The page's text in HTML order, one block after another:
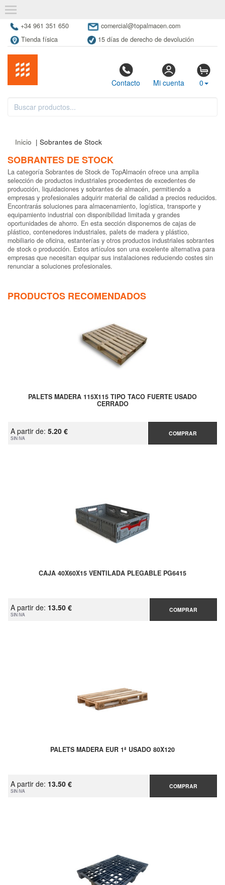
+34 961 351 650
comercial@topalmacen.com
Tienda física
15 días de derecho de devolución
Contacto Mi cuenta 0
Inicio | Sobrantes de Stock
SOBRANTES DE STOCK
La categoría Sobrantes de Stock de TopAlmacén ofrece una amplia
selección de productos industriales procedentes de excedentes de
producción, liquidaciones y sobrantes de almacén, permitiendo a
empresas y profesionales adquirir material de calidad a precios reducidos.
Encontrarás soluciones para almacenamiento, logística, transporte y
equipamiento industrial con disponibilidad limitada y grandes
oportunidades de ahorro. En esta sección disponemos de cajas de
plástico, contenedores industriales, palets de madera y plástico,
mobiliario de oficina, estanterías y otros productos industriales sobrantes
de stock o producción. Estos artículos son una excelente alternativa para
empresas que necesitan equipar sus instalaciones reduciendo costes sin
renunciar a soluciones profesionales.
PRODUCTOS RECOMENDADOS
PALETS MADERA 115X115 TIPO TACO FUERTE USADO
CERRADO
A partir de: 5.20 €
SIN IVA
COMPRAR
CAJA 40X60X15 VENTILADA PLEGABLE PG6415
A partir de: 13.50 €
SIN IVA
COMPRAR
PALETS MADERA EUR 1ª USADO 80X120
A partir de: 13.50 €
SIN IVA
COMPRAR